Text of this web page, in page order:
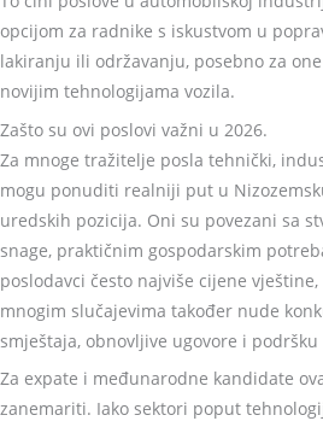
opcijom za radnike s iskustvom u
lakiranju ili održavanju, posebno za
novijim tehnologijama vozila.
Zašto su ovi poslovi važni u 2026.
Za mnoge tražitelje posla tehnički,
mogu ponuditi realniji put u
uredskih pozicija. Oni su povezani sa
snage, praktičnim gospodarskim
poslodavci često najviše cijene
mnogim slučajevima također nude
smještaja, obnovljive ugovore i
Za expate i međunarodne kandidate
zanemariti. Iako sektori poput